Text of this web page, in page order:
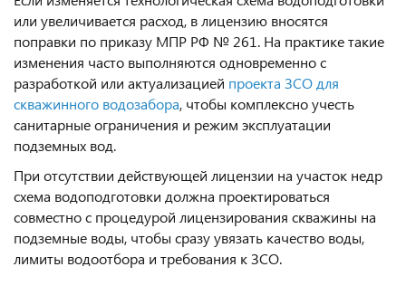
или увеличивается расход, в лицензию вносятся
поправки по приказу МПР РФ № 261. На практике такие
изменения часто выполняются одновременно с
разработкой или актуализацией проекта ЗСО для
скважинного водозабора, чтобы комплексно учесть
санитарные ограничения и режим эксплуатации
подземных вод.
При отсутствии действующей лицензии на участок недр
схема водоподготовки должна проектироваться
совместно с процедурой лицензирования скважины на
подземные воды, чтобы сразу увязать качество воды,
лимиты водоотбора и требования к ЗСО.